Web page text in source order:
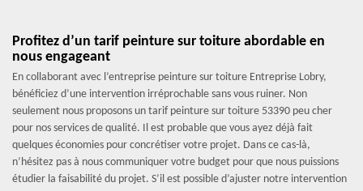
Profitez d’un tarif peinture sur toiture abordable en
nous engageant
En collaborant avec l’entreprise peinture sur toiture Entreprise Lobry,
bénéficiez d’une intervention irréprochable sans vous ruiner. Non
seulement nous proposons un tarif peinture sur toiture 53390 peu cher
pour nos services de qualité. Il est probable que vous ayez déjà fait
quelques économies pour concrétiser votre projet. Dans ce cas-là,
n’hésitez pas à nous communiquer votre budget pour que nous puissions
étudier la faisabilité du projet. S’il est possible d’ajuster notre intervention